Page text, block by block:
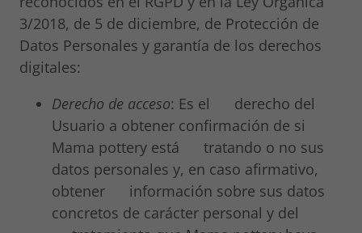
3/2018, de 5 de diciembre, de Protección de
Datos Personales y garantía de los derechos
digitales:
Derecho de acceso: Es el derecho del
Usuario a obtener confirmación de si
Mama pottery está tratando o no sus
datos personales y, en caso afirmativo,
obtener información sobre sus datos
concretos de carácter personal y del